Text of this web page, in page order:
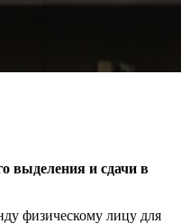
выделения и сдачи в
физическому лицу для